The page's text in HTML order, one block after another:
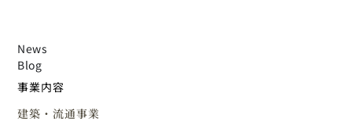
News
Blog
事業内容
建築・流通事業